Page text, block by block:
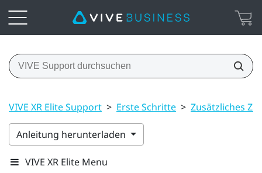
VIVE XR Elite Support > Erste Schritte > Zusätzliches
Anleitung herunterladen
VIVE XR Elite Menu